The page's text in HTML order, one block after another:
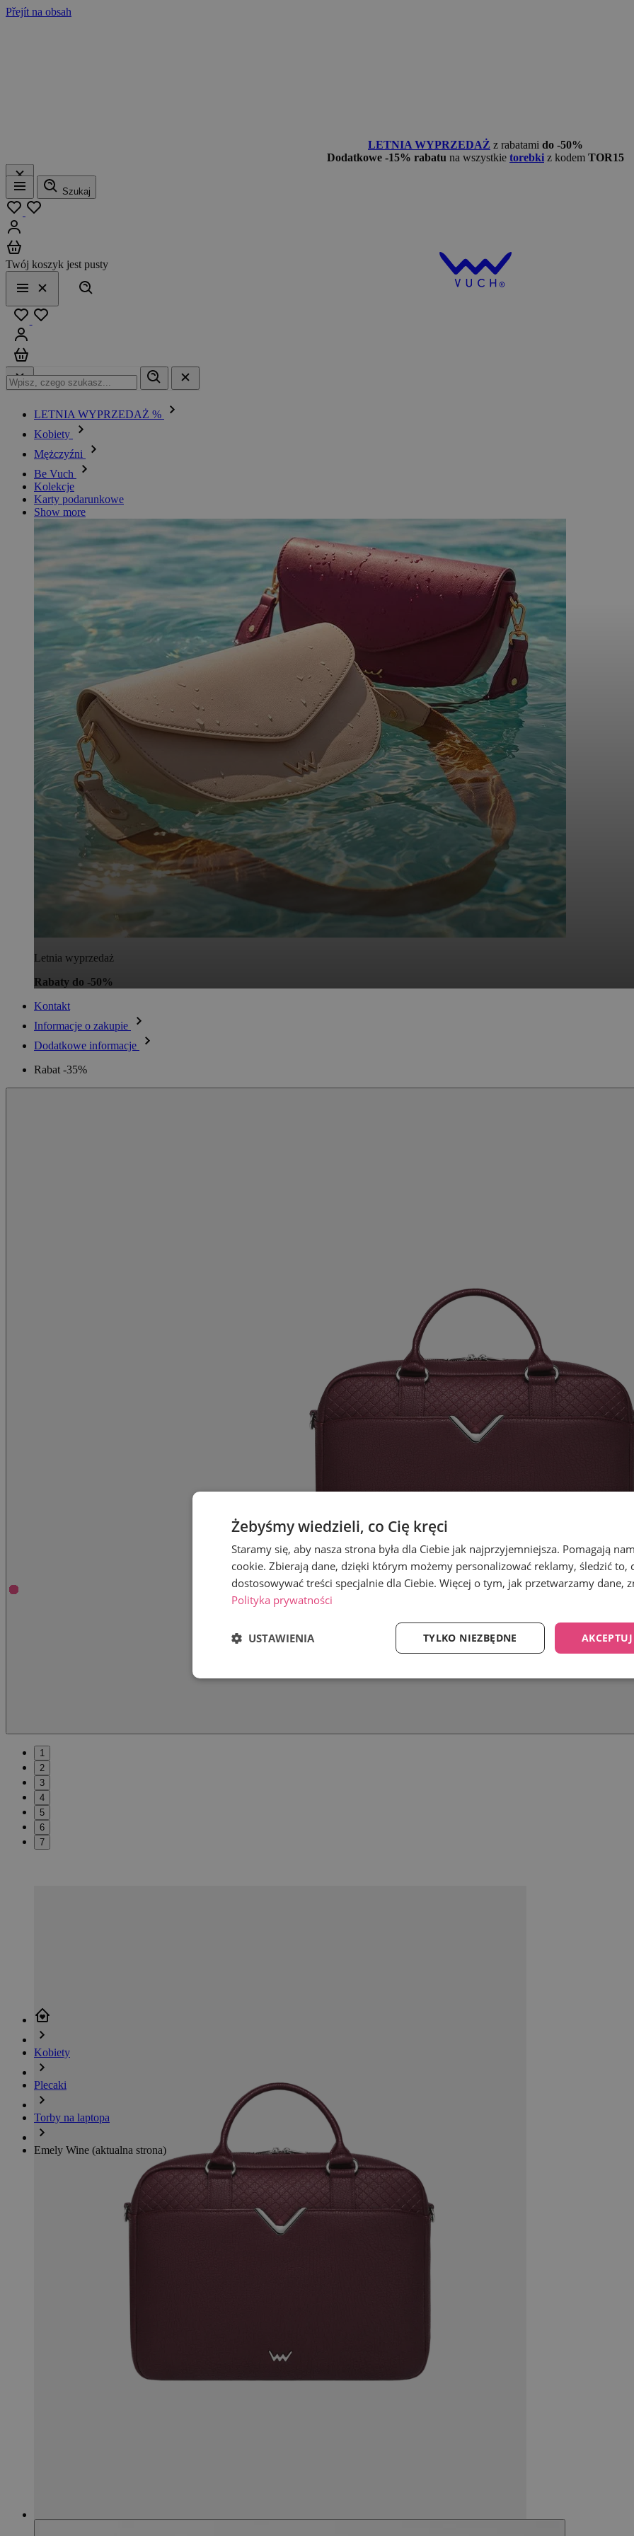
Přejít na obsah
LETNIA WYPRZEDAŻ z rabatami do -50%
Dodatkowe -15% rabatu na wszystkie torebki z kodem TOR15
Menu
Szukaj
Twój koszyk jest pusty
Menu
Zamknij
LETNIA WYPRZEDAŻ %
Kobiety
Mężczyźni
Be Vuch
Kolekcje
Karty podarunkowe
Show more
Letnia wyprzedaż
Rabaty do -50%
Kontakt
Informacje o zakupie
Dodatkowe informacje
Kobiety
Plecaki
Torby na laptopa
Emely Wine (aktualna strona)
Rabat -35%
1
2
3
4
5
6
7
Żebyśmy wiedzieli, co Cię kręci
Staramy się, aby nasza strona była dla Ciebie jak najprzyjemniejsza. Pomagają
cookie. Zbierają dane, dzięki którym możemy personalizować reklamy, śledzić to,
dostosowywać treści specjalnie dla Ciebie. Więcej o tym, jak przetwarzamy dane,
Polityka prywatności
TYLKO NIEZBĘDNE
USTAWIENIA